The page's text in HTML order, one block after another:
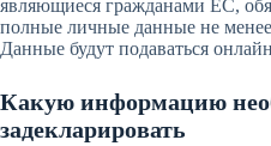
являющиеся гражданами ЕС,
полные личные данные не менее
Данные будут подаваться
Какую информацию
задекларировать